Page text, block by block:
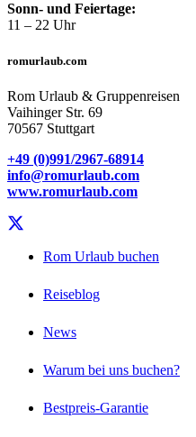
Sonn- und Feiertage:
11 – 22 Uhr
romurlaub.com
Rom Urlaub & Gruppenreisen
Vaihinger Str. 69
70567 Stuttgart
+49 (0)991/2967-68914
info@romurlaub.com
www.romurlaub.com
Rom Urlaub buchen
Reiseblog
News
Warum bei uns buchen?
Bestpreis-Garantie